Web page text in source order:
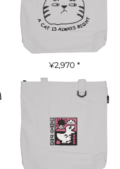
¥2,970 *